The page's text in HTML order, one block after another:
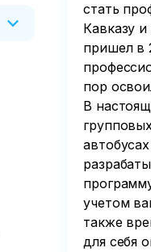
стать
Кавказу
пришел в
пор
В
учетом
также
для себя